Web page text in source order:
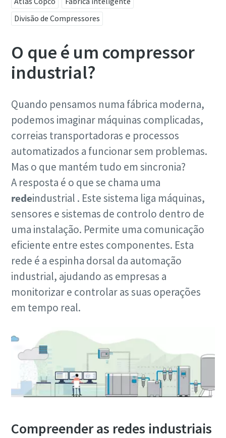
Divisão de Compressores
O que é um compressor
industrial?
Quando pensamos numa fábrica moderna,
podemos imaginar máquinas complicadas,
correias transportadoras e processos
automatizados a funcionar sem problemas.
Mas o que mantém tudo em sincronia?
A resposta é o que se chama uma
redeindustrial . Este sistema liga máquinas,
sensores e sistemas de controlo dentro de
uma instalação. Permite uma comunicação
eficiente entre estes componentes. Esta
rede é a espinha dorsal da automação
industrial, ajudando as empresas a
monitorizar e controlar as suas operações
em tempo real.
Compreender as redes industriais
Apelido
Correio eletrónico
Telefone
Informação adicional
Empresa
País
Cidade
Pedido
O seu pedido:
que a Atlas Copco entre em